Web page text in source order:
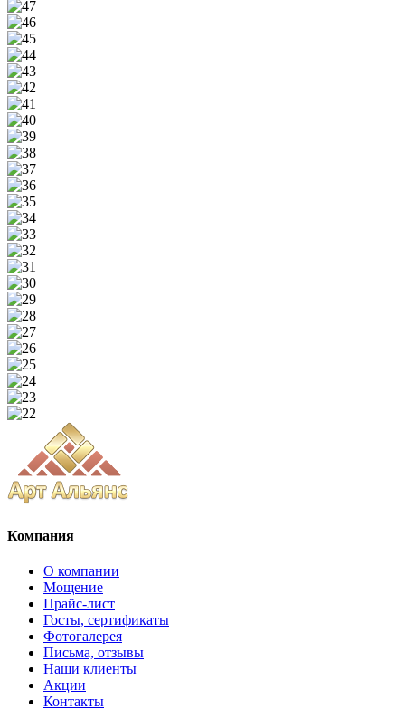
Компания
О компании
Мощение
Прайс-лист
Госты, сертификаты
Фотогалерея
Письма, отзывы
Наши клиенты
Акции
Контакты